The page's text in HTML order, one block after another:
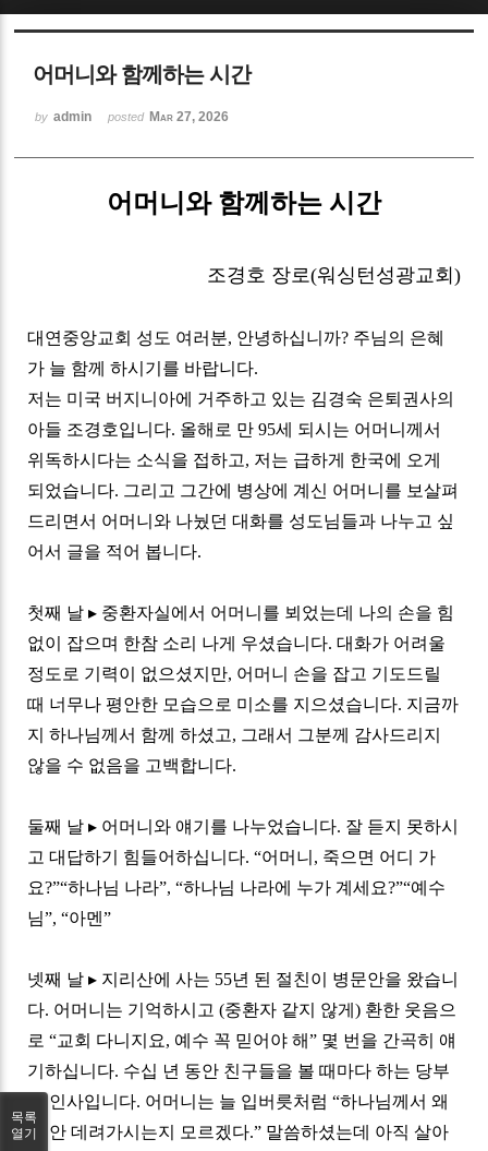
어머니와 함께하는 시간
by admin posted Mar 27, 2026
어머니와 함께하는 시간
조경호 장로(워싱턴성광교회)
대연중앙교회 성도 여러분, 안녕하십니까? 주님의 은혜
가 늘 함께 하시기를 바랍니다.
저는 미국 버지니아에 거주하고 있는 김경숙 은퇴권사의
아들 조경호입니다. 올해로 만95세 되시는 어머니께서
위독하시다는 소식을 접하고, 저는 급하게 한국에 오게
되었습니다. 그리고 그간에 병상에 계신 어머니를 보살펴
드리면서 어머니와 나눴던 대화를 성도님들과 나누고 싶
어서 글을 적어 봅니다.
첫째 날▸ 중환자실에서 어머니를 뵈었는데 나의 손을 힘
없이 잡으며 한참 소리 나게 우셨습니다.대화가 어려울
정도로 기력이 없으셨지만, 어머니 손을 잡고 기도드릴
때 너무나 평안한 모습으로 미소를 지으셨습니다. 지금까
지 하나님께서 함께 하셨고, 그래서 그분께 감사드리지
않을 수 없음을 고백합니다.
둘째 날▸ 어머니와 얘기를 나누었습니다. 잘 듣지 못하시
고 대답하기 힘들어하십니다. “어머니 , 죽으면 어디 가
요?”“하나님 나라”,“하나님 나라에 누가 계세요?”“예수
님”,“아멘”
넷째 날▸ 지리산에 사는 55년 된 절친이 병문안을 왔습니
다. 어머니는 기억하시고(중환자 같지 않게) 환한 웃음으
로“교회 다니지요, 예수 꼭 믿어야 해” 몇 번을 간곡히 얘
기하십니다. 수십 년 동안 친구들을 볼 때마다 하는 당부
의 인사입니다. 어머니는 늘 입버릇처럼“하나님께서 왜
날 안 데려가시는지 모르겠다.” 말씀하셨는데 아직 살아
목록
열기
Sketchbook5, 스케치북5
Sketchbook5, 스케치북5